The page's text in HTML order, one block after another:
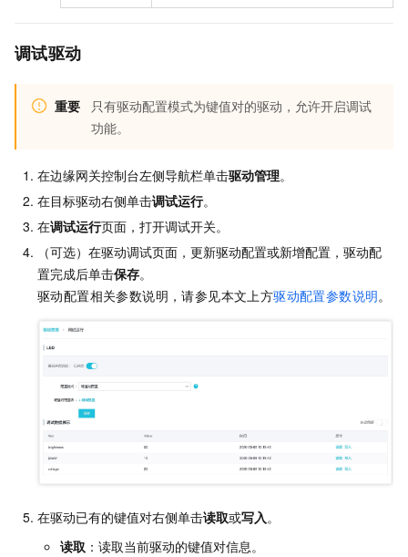
调试驱动
重要
只有驱动配置模式为键值对的驱动，允许开启调试
功能。
在边缘网关控制台左侧导航栏单击驱动管理。
在目标驱动右侧单击调试运行。
在调试运行页面，打开调试开关。
（可选）在驱动调试页面，更新驱动配置或新增配置，驱动配
置完成后单击保存。
驱动配置相关参数说明，请参见本文上方驱动配置参数说明。
在驱动已有的键值对右侧单击读取或写入。
读取 ：读取当前驱动的键值对信息。